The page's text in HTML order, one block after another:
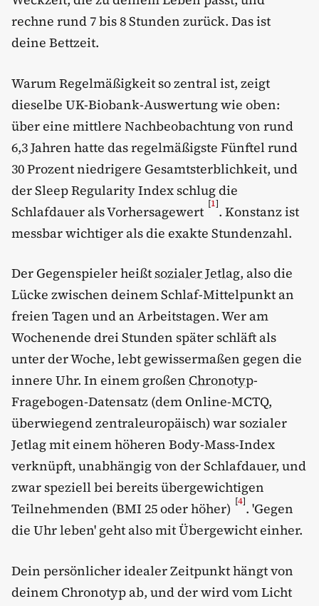
rechne rund 7 bis 8 Stunden zurück. Das ist
deine Bettzeit.
Warum Regelmäßigkeit so zentral ist, zeigt
dieselbe UK-Biobank-Auswertung wie oben:
über eine mittlere Nachbeobachtung von rund
6,3 Jahren hatte das regelmäßigste Fünftel rund
30 Prozent niedrigere Gesamtsterblichkeit, und
der Sleep Regularity Index schlug die
Schlafdauer als Vorhersagewert [1]. Konstanz ist
messbar wichtiger als die exakte Stundenzahl.
Der Gegenspieler heißtsozialer Jetlag, also die
Lücke zwischen deinem Schlaf-Mittelpunkt an
freien Tagen und an Arbeitstagen. Wer am
Wochenende drei Stunden später schläft als
unter der Woche, lebt gewissermaßen gegen die
innere Uhr. In einem großen Chronotyp-
Fragebogen-Datensatz (dem Online-MCTQ,
überwiegend zentraleuropäisch) war sozialer
Jetlag mit einem höheren Body-Mass-Index
verknüpft, unabhängig von der Schlafdauer, und
zwar speziell bei bereits übergewichtigen
Teilnehmenden (BMI 25 oder höher) [4]. 'Gegen
die Uhr leben' geht also mit Übergewicht einher.
Dein persönlicher idealer Zeitpunkt hängt von
deinem Chronotyp ab, und der wird vom Licht